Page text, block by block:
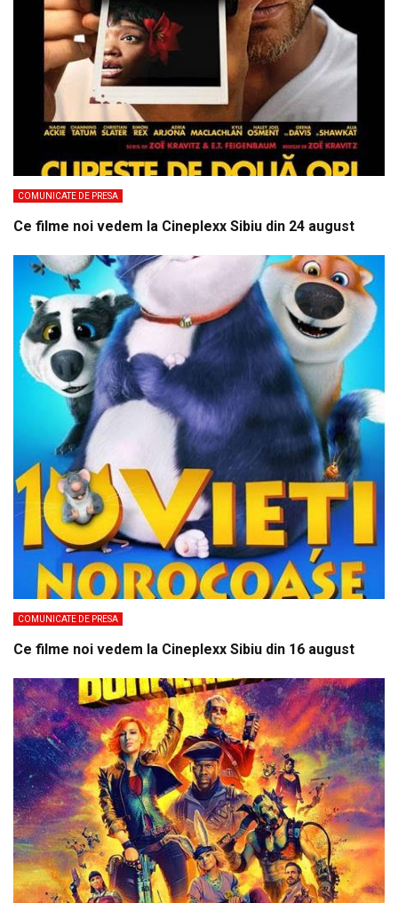
COMUNICATE DE PRESA
Ce filme noi vedem la Cineplexx Sibiu din 24 august
COMUNICATE DE PRESA
Ce filme noi vedem la Cineplexx Sibiu din 16 august